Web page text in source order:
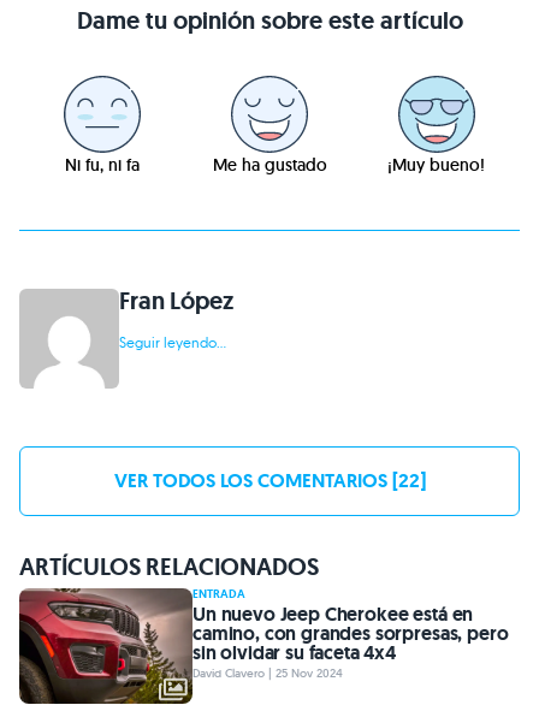
Dame tu opinión sobre este artículo
Ni fu, ni fa Me ha gustado ¡Muy bueno!
Fran López
Seguir leyendo...
VER TODOS LOS COMENTARIOS [22]
ARTÍCULOS RELACIONADOS
ENTRADA
Un nuevo Jeep Cherokee está en
camino, con grandes sorpresas, pero
sin olvidar su faceta 4x4
David Clavero | 25 Nov 2024